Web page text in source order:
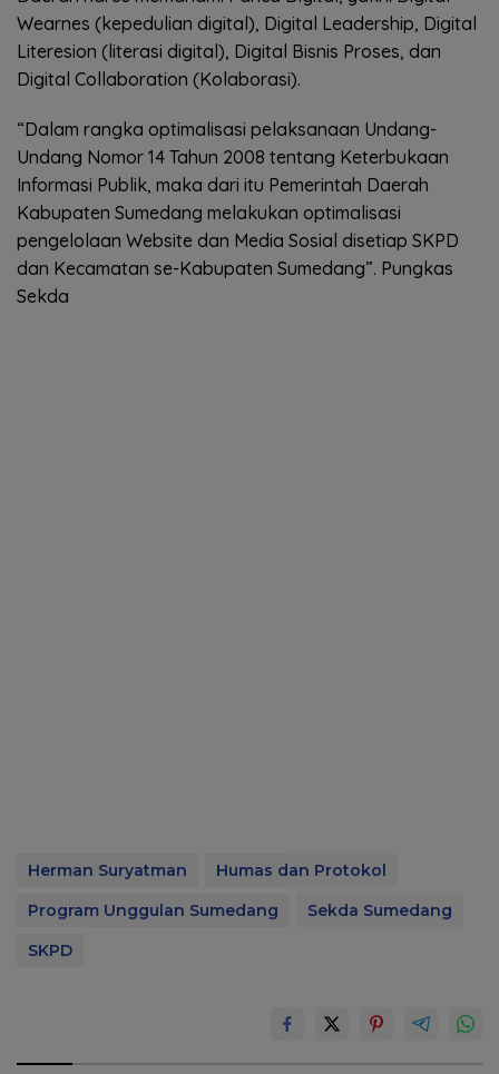
Wearnes (kepedulian digital), Digital Leadership, Digital
Literesion (literasi digital), Digital Bisnis Proses, dan
Digital Collaboration (Kolaborasi).
“Dalam rangka optimalisasi pelaksanaan Undang-
Undang Nomor 14 Tahun 2008 tentang Keterbukaan
Informasi Publik, maka dari itu Pemerintah Daerah
Kabupaten Sumedang melakukan optimalisasi
pengelolaan Website dan Media Sosial disetiap SKPD
dan Kecamatan se-Kabupaten Sumedang”. Pungkas
Sekda
Herman Suryatman
Humas dan Protokol
Program Unggulan Sumedang
Sekda Sumedang
SKPD